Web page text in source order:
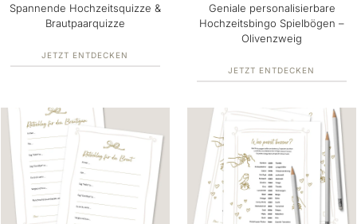
Spannende Hochzeitsquizze &
Brautpaarquizze
JETZT ENTDECKEN
Geniale personalisierbare
Hochzeitsbingo Spielbögen –
Olivenzweig
JETZT ENTDECKEN